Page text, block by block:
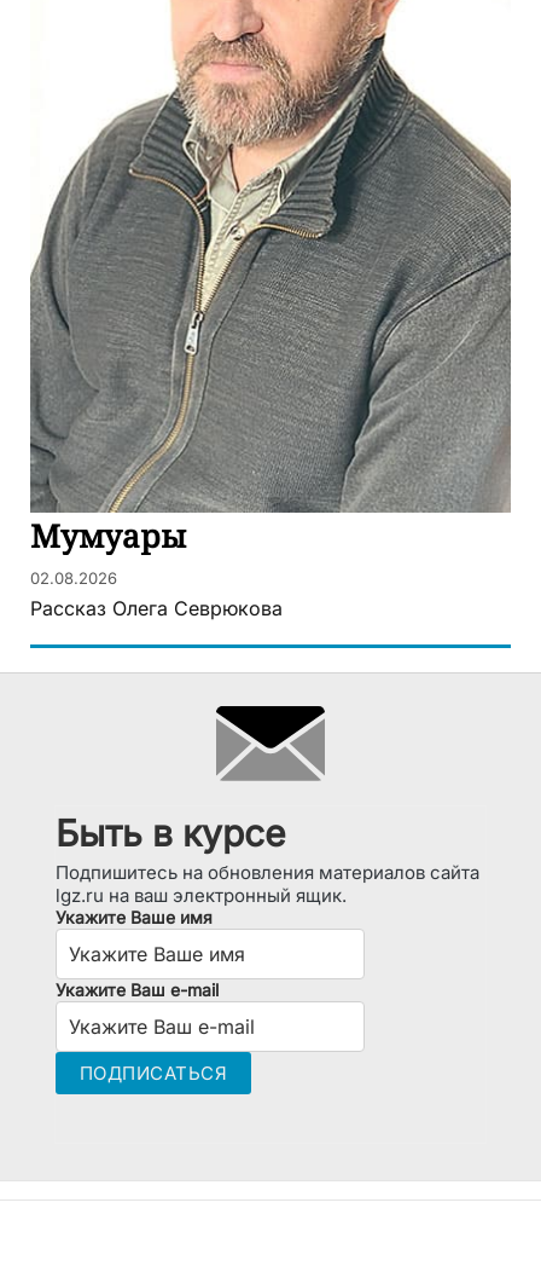
Мумуары
02.08.2026
Рассказ Олега Севрюкова
Быть в курсе
Подпишитесь на обновления материалов сайта
lgz.ru на ваш электронный ящик.
Укажите Ваше имя
Укажите Ваш e-mail